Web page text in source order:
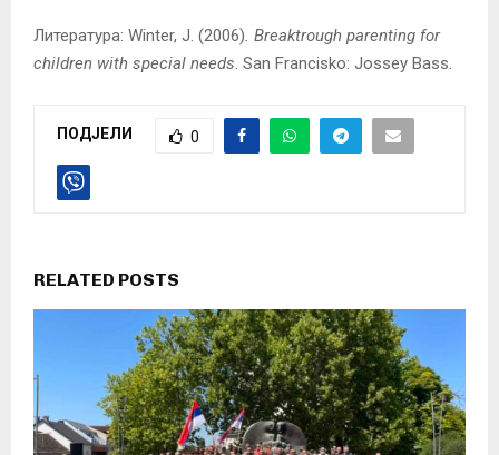
Литература: Winter, J. (2006). Breaktrough parenting for
children with special needs. San Francisko: Jossey Bass.
ПОДЈЕЛИ 0
RELATED POSTS